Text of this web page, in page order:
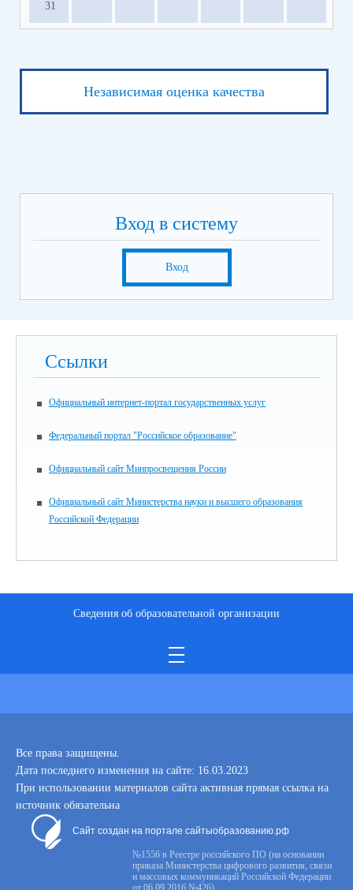
31
Независимая оценка качества
Вход в систему
Вход
Ссылки
Официальный интернет-портал государственных услуг
Федеральный портал "Российское образование"
Официальный сайт Минпросвещения России
Официальный сайт Министерства науки и высшего образования
Российской Федерации
Сведения об образовательной организации
Все права защищены.
Дата последнего изменения на сайте: 16.03.2023
При использовании материалов сайта активная прямая ссылка на
источник обязательна
Сайт создан на портале сайтыобразованию.рф
№1556 в Реестре российского ПО (на основании
приказа Министерства цифрового развития, связи
и массовых коммуникаций Российской Федерации
от 06.09.2016 №426)